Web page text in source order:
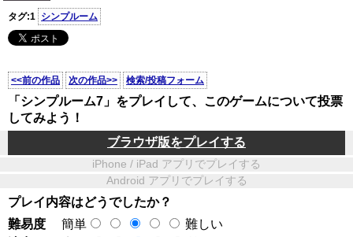
タグ:1 シンプルーム
<<前の作品 次の作品>> 検索/投稿フォーム
「シンプルーム7」をプレイして、このゲームについて投票
してみよう！
ブラウザ版をプレイする
iPhone / iPad アプリでプレイする
Android アプリでプレイする
プレイ内容はどうでしたか？
難易度
簡単
難しい